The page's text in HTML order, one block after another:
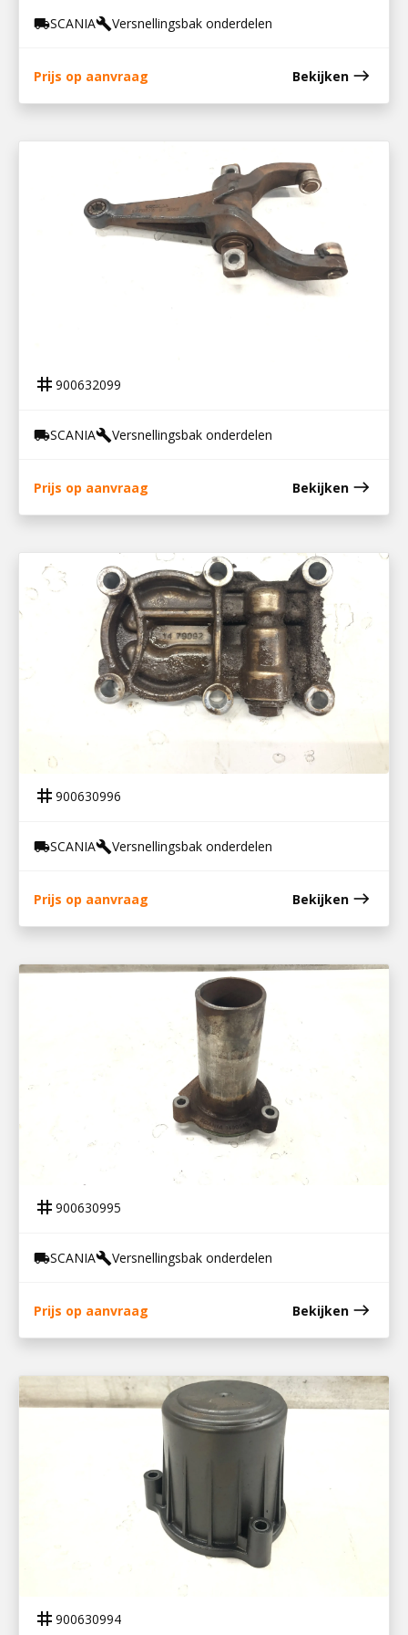
local_shippingSCANIAbuildVersnellingsbak onderdelen
Prijs op aanvraag Bekijken east
tag 900632099
local_shippingSCANIAbuildVersnellingsbak onderdelen
Prijs op aanvraag Bekijken east
900630996
DEKSEL OLIEPOMP GRS 895/905
tag 900630996
local_shippingSCANIAbuildVersnellingsbak onderdelen
Prijs op aanvraag Bekijken east
900630995
SCHUIFMOF GRS 895/905
tag 900630995
local_shippingSCANIAbuildVersnellingsbak onderdelen
Prijs op aanvraag Bekijken east
DEKSEL OLIEFILTER GRS 895/905
tag 900630994